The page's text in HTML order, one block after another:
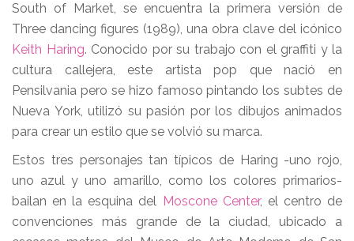
South of Market, se encuentra la primera versión de
Three dancing figures (1989), una obra clave del icónico
Keith Haring. Conocido por su trabajo con el graffiti y la
cultura callejera, este artista pop que nació en
Pensilvania pero se hizo famoso pintando los subtes de
Nueva York, utilizó su pasión por los dibujos animados
para crear un estilo que se volvió su marca.
Estos tres personajes tan típicos de Haring -uno rojo,
uno azul y uno amarillo, como los colores primarios-
bailan en la esquina del Moscone Center, el centro de
convenciones más grande de la ciudad, ubicado a